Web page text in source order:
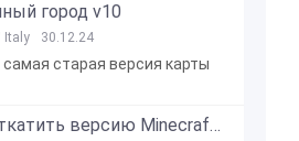
город v10
Italy 30.12.24
самая старая версия карты
Как откатить версию Minecraft Bedrock Edition на Windows 10?